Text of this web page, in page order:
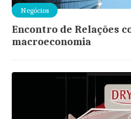
Negócios
Encontro de Relações
macroeconomia